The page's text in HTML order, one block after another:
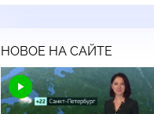
НОВОЕ НА САЙТЕ